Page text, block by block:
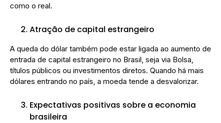
como o real.
Atração de capital estrangeiro
A queda do dólar também pode estar ligada ao aumento de
entrada de capital estrangeiro no Brasil, seja via Bolsa,
títulos públicos ou investimentos diretos. Quando há mais
dólares entrando no país, a moeda tende a desvalorizar.
Expectativas positivas sobre a economia
brasileira